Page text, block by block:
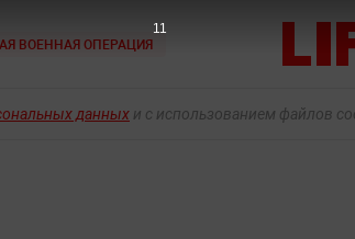
ВОЕННАЯ ОПЕРАЦИЯ
данных и с использованием файлов
9